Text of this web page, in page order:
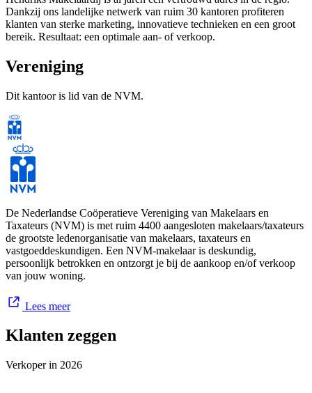
Dankzij ons landelijke netwerk van ruim 30 kantoren profiteren
klanten van sterke marketing, innovatieve technieken en een groot
bereik. Resultaat: een optimale aan- of verkoop.
Ons enthousiaste team staat ook voor jou klaar. Plan vrijblijvend een
videocall.
Bel ons van 09.00 tot 17.30 uur via 040 293 05 00 of mail naar
eindhoven@hendriks.nl. Direct online plannen kan via hendriks.nl
Tot snel!
Team Hendriks Makelaardij Eindhoven
Vereniging
Dit kantoor is lid van de NVM.
De Nederlandse Coöperatieve Vereniging van Makelaars en
Taxateurs (NVM) is met ruim 4400 aangesloten makelaars/taxateurs
de grootste ledenorganisatie van makelaars, taxateurs en
vastgoeddeskundigen. Een NVM-makelaar is deskundig,
persoonlijk betrokken en ontzorgt je bij de aankoop en/of verkoop
van jouw woning.
Lees meer
Klanten zeggen
Verkoper in 2026